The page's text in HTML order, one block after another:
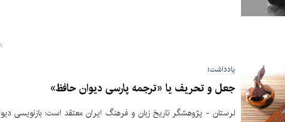
یادداشت؛
جعل و تحریف یا «ترجمه پارسی دیوان حافظ»
لرستان - پژوهشگر تاریخ زبان و فرهنگ ایران معتقد است: بازنویسی